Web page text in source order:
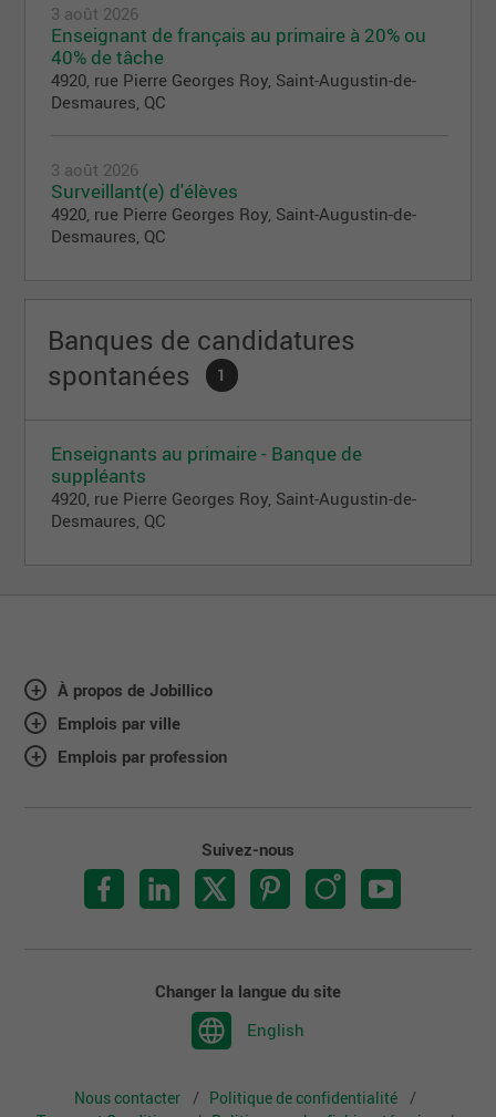
3 août 2026
Enseignant de français au primaire à 20% ou
40% de tâche
4920, rue Pierre Georges Roy, Saint-Augustin-de-
Desmaures, QC
3 août 2026
Surveillant(e) d'élèves
4920, rue Pierre Georges Roy, Saint-Augustin-de-
Desmaures, QC
Banques de candidatures
spontanées
1
Enseignants au primaire - Banque de
suppléants
4920, rue Pierre Georges Roy, Saint-Augustin-de-
Desmaures, QC
À propos de Jobillico
Emplois par ville
Emplois par profession
Suivez-nous
Changer la langue du site
English
Nous contacter
Politique de confidentialité